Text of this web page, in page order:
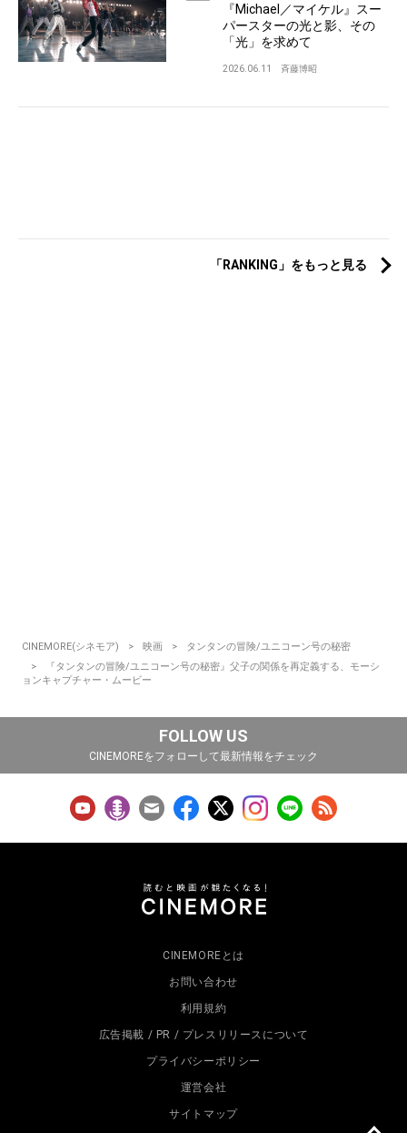
『Michael／マイケル』スー
パースターの光と影、その
「光」を求めて
2026.06.11 斉藤博昭
「RANKING」をもっと見る
CINEMORE(シネモア) 映画
タンタンの冒険/ユニコーン号の秘密
『タンタンの冒険/ユニコーン号の秘密』父子の関係を再定義する、モーシ
ョンキャプチャー・ムービー
FOLLOW US
CINEMOREをフォローして最新情報をチェック
CINEMOREとは
お問い合わせ
利用規約
広告掲載 / PR / プレスリリースについて
プライバシーポリシー
運営会社
サイトマップ